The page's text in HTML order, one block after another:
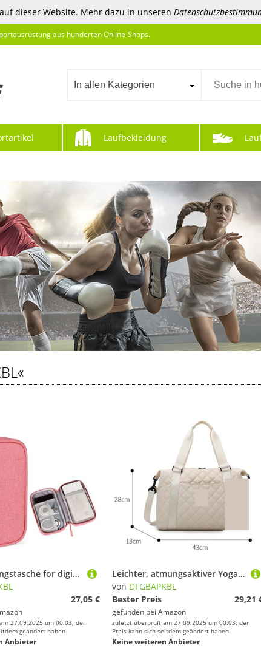
dieser Website. Mehr dazu in unseren
aus hunderten Online-Shops.
In allen Kategorien
Laufbekleidung
Aufbewahrungstasche for digitales Zubehör, Datenkabel-Organizer-Tasche Zur Aufbewahrung von Datenkabeln(Pink)
27,05 €
27.09.2025 um 00:03; der
geändert haben.
Anbieter
Leichter, atmungsaktiver Yoga-Gymnastikrucksack for Damen, große Kapazität, Fitnesstasche Für Fitness(Pink)
von DFGBAPKBL
Bester Preis
29,21
gefunden bei Amazon
zuletzt überprüft am 27.09.2025 um 00:03; der
Preis kann sich seitdem geändert haben.
Keine weiteren Anbieter